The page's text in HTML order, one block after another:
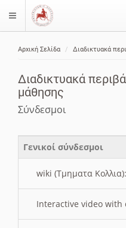
$langMenu
Αρχική Σελίδα Διαδικτυακά
Διαδικτυακά
μάθησης
Σύνδεσμοι
Γενικοί σύνδεσμοι
wiki (Τμηματα
Interactive video with